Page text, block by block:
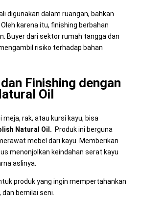
digunakan dalam ruangan, bahkan
karena itu, finishing berbahan
Buyer dari sektor rumah tangga dan
risiko terhadap bahan
Finishing dengan
Oil
rak, atau kursi kayu, bisa
Natural Oil. Produk ini berguna
mebel dari kayu. Memberikan
menonjolkan keindahan serat kayu
aslinya.
produk yang ingin mempertahankan
bernilai seni.